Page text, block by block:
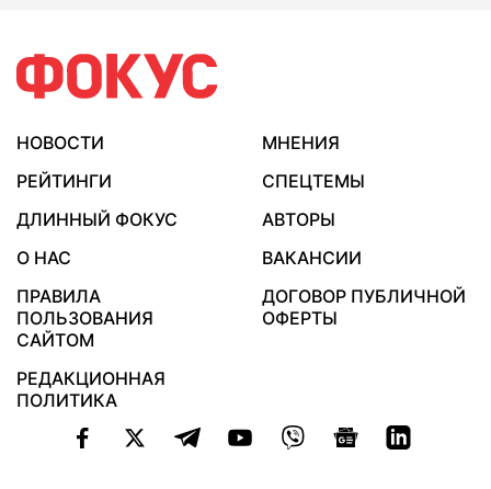
НОВОСТИ
МНЕНИЯ
РЕЙТИНГИ
СПЕЦТЕМЫ
ДЛИННЫЙ ФОКУС
АВТОРЫ
О НАС
ВАКАНСИИ
ПРАВИЛА
ПОЛЬЗОВАНИЯ
САЙТОМ
ДОГОВОР ПУБЛИЧНОЙ
ОФЕРТЫ
РЕДАКЦИОННАЯ
ПОЛИТИКА